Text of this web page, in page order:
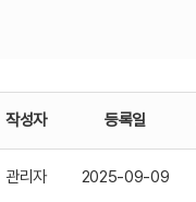
작성자 등록일
관리자 2025-09-09